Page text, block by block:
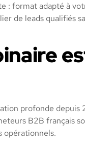
: format adapté à
de leads qualifiés
profonde
B2B français
opérationnels.